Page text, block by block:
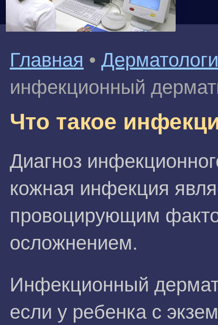
Главная •
инфекционный
Что такое
Диагноз
кожная инфекция
провоцирующим
осложнением.
Инфекционный
если у ребенка с